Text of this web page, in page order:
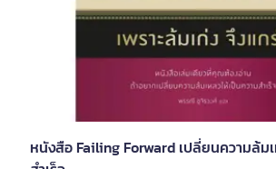
หนังสือ Failing Forward เปลี่ยนความล้ม